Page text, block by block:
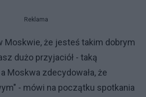
Reklama
Moskwie, że jesteś takim dobrym
dużo przyjaciół - taką
Moskwa zdecydowała, że
- mówi na początku spotkania